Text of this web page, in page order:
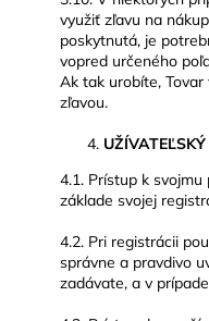
využiť zľavu na
poskytnutá, je
vopred určeného
Ak tak urobíte,
zľavou.
4.1. Prístup k
základe svojej
4.2. Pri registrácii
správne a pravdivo
zadávate, a v